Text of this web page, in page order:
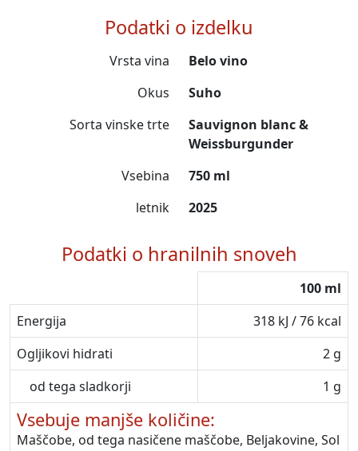
Podatki o izdelku
Vrsta vina
Belo vino
Okus
Suho
Sorta vinske trte
Sauvignon blanc &
Weissburgunder
Vsebina
750 ml
letnik
2025
Podatki o hranilnih snoveh
100 ml
Energija
318 kJ / 76 kcal
Ogljikovi hidrati
2 g
od tega sladkorji
1 g
Vsebuje manjše količine:
Maščobe, od tega nasičene maščobe, Beljakovine, Sol